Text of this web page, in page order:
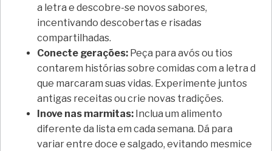
a letra e descobre-se novos sabores,
incentivando descobertas e risadas
compartilhadas.
Conecte gerações: Peça para avós ou tios
contarem histórias sobre comidas com a letra d
que marcaram suas vidas. Experimente juntos
antigas receitas ou crie novas tradições.
Inove nas marmitas: Inclua um alimento
diferente da lista em cada semana. Dá para
variar entre doce e salgado, evitando mesmice